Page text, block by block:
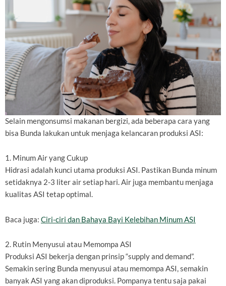
Selain mengonsumsi makanan bergizi, ada beberapa cara yang
bisa Bunda lakukan untuk menjaga kelancaran produksi ASI:
1. Minum Air yang Cukup
Hidrasi adalah kunci utama produksi ASI. Pastikan Bunda minum
setidaknya 2-3 liter air setiap hari. Air juga membantu menjaga
kualitas ASI tetap optimal.
Baca juga: Ciri-ciri dan Bahaya Bayi Kelebihan Minum ASI
2. Rutin Menyusui atau Memompa ASI
Produksi ASI bekerja dengan prinsip “supply and demand”.
Semakin sering Bunda menyusui atau memompa ASI, semakin
banyak ASI yang akan diproduksi. Pompanya tentu saja pakai